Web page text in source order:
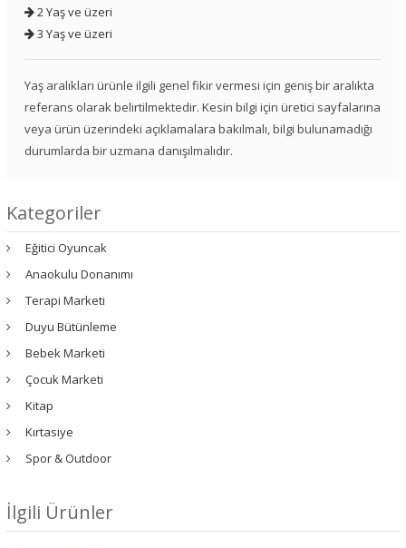
2 Yaş ve üzeri
3 Yaş ve üzeri
Yaş aralıkları ürünle ilgili genel fikir vermesi için geniş bir aralıkta
referans olarak belirtilmektedir. Kesin bilgi için üretici sayfalarına
veya ürün üzerindeki açıklamalara bakılmalı, bilgi bulunamadığı
durumlarda bir uzmana danışılmalıdır.
Kategoriler
Eğitici Oyuncak
Anaokulu Donanımı
Terapi Marketi
Duyu Bütünleme
Bebek Marketi
Çocuk Marketi
Kitap
Kırtasiye
Spor & Outdoor
İlgili Ürünler